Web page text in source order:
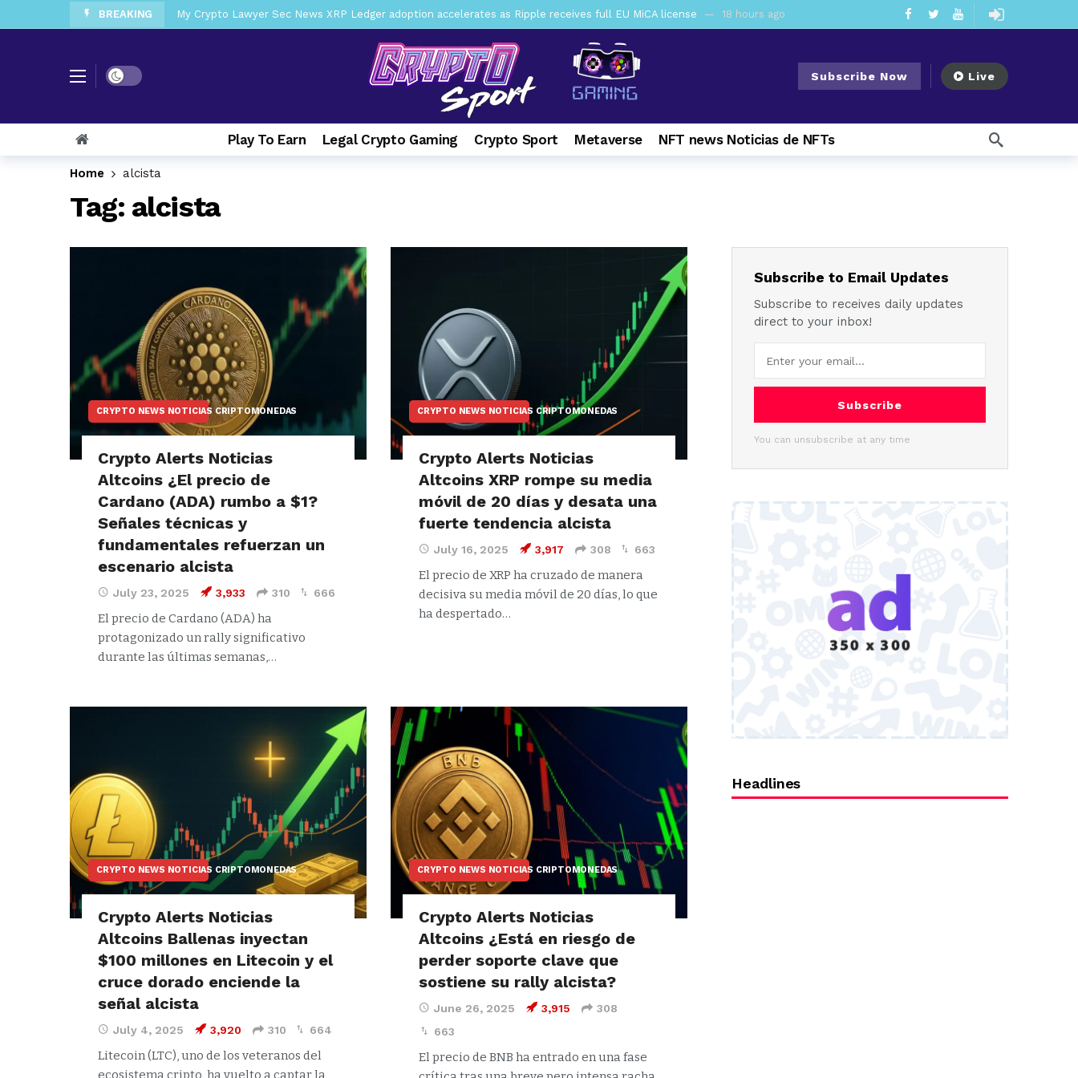
BREAKING My Crypto Lawyer Sec News XRP Ledger adoption accelerates as Ripple receives full EU MiCA license 18 hours ago
My Crypto Lawyer Sec News Tres hombres son acusados de planear un robo de Bitcoin
My Crypto Lawyer Sec Speeches Cryptocurrency Restoring Regulatory Clarity: Statement on Technical Amendments to Rule 0‑1(a)(7) 2 days ago
My Crypto Lawyer Sec News Cynthia Lummis sets Trump condition for CLARITY Act passage
My Crypto Lawyer Sec News Rusia envía a prisión al fundador de BitRiver por presunto fraude 7 days ago
My Crypto Lawyer Sec News XRP price forecast ahead of CLARITY Act vote next week
My Crypto Lawyer Sec News Europa pone en jaque a Polymarket y Kalshi por su modelo de negocio 2 weeks ago
Dark mode Subscribe Now Live
Play To Earn Legal Crypto Gaming Crypto Sport Metaverse NFT news Noticias de NFTs
Home alcista
Tag: alcista
CRYPTO NEWS NOTICIAS CRIPTOMONEDAS
Crypto Alerts Noticias
Altcoins ¿El precio de
Cardano (ADA) rumbo a $1?
Señales técnicas y
fundamentales refuerzan un
escenario alcista
July 23, 2025 3,933 310 666
El precio de Cardano (ADA) ha
protagonizado un rally significativo
durante las últimas semanas,…
CRYPTO NEWS NOTICIAS CRIPTOMONEDAS
Crypto Alerts Noticias
Altcoins XRP rompe su media
móvil de 20 días y desata una
fuerte tendencia alcista
July 16, 2025 3,917 308 663
El precio de XRP ha cruzado de manera
decisiva su media móvil de 20 días, lo que
ha despertado…
CRYPTO NEWS NOTICIAS CRIPTOMONEDAS
Crypto Alerts Noticias
Altcoins Ballenas inyectan
$100 millones en Litecoin y el
cruce dorado enciende la
señal alcista
July 4, 2025 3,920 310 664
Litecoin (LTC), uno de los veteranos del
ecosistema cripto, ha vuelto a captar la
CRYPTO NEWS NOTICIAS CRIPTOMONEDAS
Crypto Alerts Noticias
Altcoins ¿Está en riesgo de
perder soporte clave que
sostiene su rally alcista?
June 26, 2025 3,915
308
663
El precio de BNB ha entrado en una fase
Subscribe to Email Updates
Subscribe to receives daily updates
direct to your inbox!
Subscribe
You can unsubscribe at any time
Headlines